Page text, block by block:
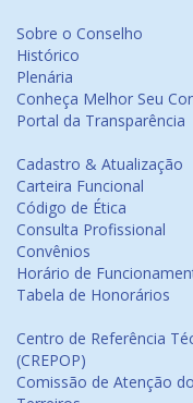
Sobre o Conselho
Histórico
Plenária
Conheça Melhor Seu
Portal da Transparência
Cadastro & Atualização
Carteira Funcional
Código de Ética
Consulta Profissional
Convênios
Horário de
Tabela de Honorários
Centro de Referência
(CREPOP)
Comissão de Atenção